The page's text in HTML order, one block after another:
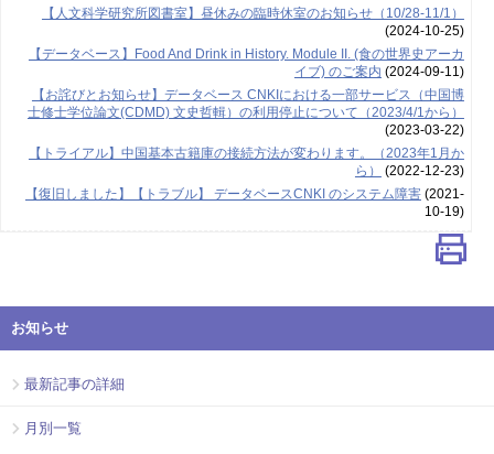
【人文科学研究所図書室】昼休みの臨時休室のお知らせ（10/28-11/1）
(2024-10-25)
【データベース】Food And Drink in History. Module II. (食の世界史アーカ
イブ) のご案内 (2024-09-11)
【お詫びとお知らせ】データベース CNKIにおける一部サービス（中国博
士修士学位論文(CDMD) 文史哲輯）の利用停止について（2023/4/1から）
(2023-03-22)
【トライアル】中国基本古籍庫の接続方法が変わります。（2023年1月か
ら）
(2022-12-23)
【復旧しました】【トラブル】 データベースCNKI のシステム障害(2021-
10-19)
お知らせ
最新記事の詳細
月別一覧